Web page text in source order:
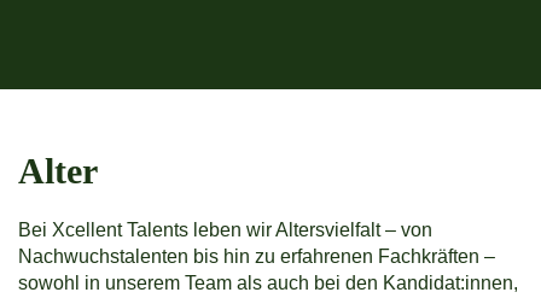
Alter
Bei Xcellent Talents leben wir Altersvielfalt – von
Nachwuchstalenten bis hin zu erfahrenen Fachkräften –
sowohl in unserem Team als auch bei den Kandidat:innen,